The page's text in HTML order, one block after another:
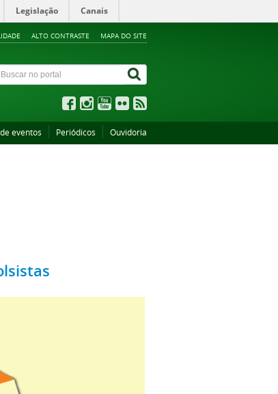
Legislação Canais
ALTO CONTRASTE MAPA DO SITE
eventos Periódicos Ouvidoria